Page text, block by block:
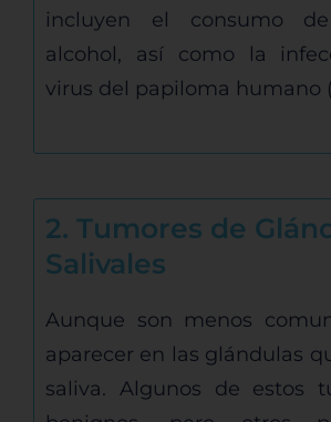
incluyen el consumo
alcohol, así como la
virus del papiloma humano
2. Tumores de
Salivales
Aunque son menos
aparecer en las glándulas
saliva. Algunos de estos